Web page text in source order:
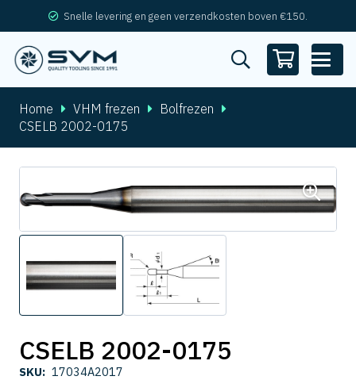
Snelle levering en geen verzendkosten boven €150.
Home VHM frezen
Bolfrezen
CSELB 2002-0175
CSELB 2002-0175
SKU: 17034A2017